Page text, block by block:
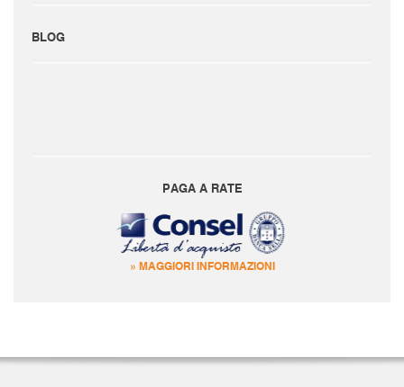
BLOG
PAGA A RATE
» MAGGIORI INFORMAZIONI